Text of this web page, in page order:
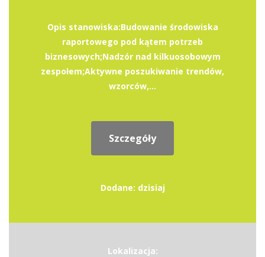
Opis stanowiska:Budowanie środowiska
raportowego pod kątem potrzeb
biznesowych;Nadzór nad kilkuosobowym
zespołem;Aktywne poszukiwanie trendów,
wzorców,...
Szczegóły
Dodane: dzisiaj
Lokalizacja: